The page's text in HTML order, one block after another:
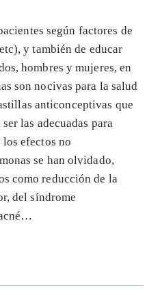
según factores de
y también de educar
hombres y mujeres, en
son nocivas para la salud
anticonceptivas que
las adecuadas para
los efectos no
se han olvidado,
como reducción de la
del síndrome